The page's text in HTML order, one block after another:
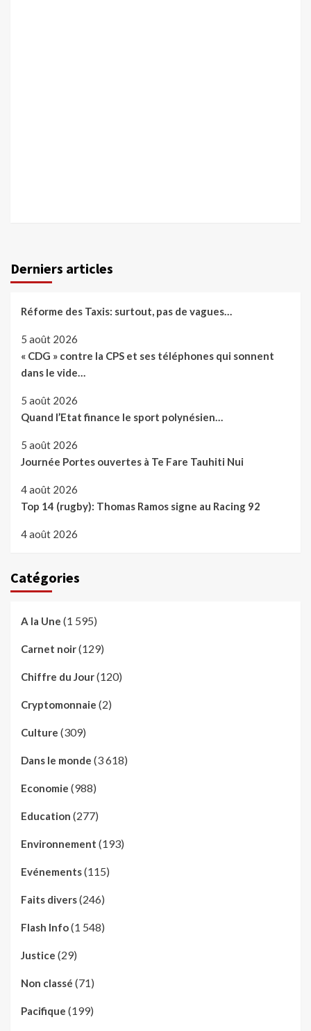
Derniers articles
Réforme des Taxis: surtout, pas de vagues…
5 août 2026
« CDG » contre la CPS et ses téléphones qui sonnent
dans le vide…
5 août 2026
Quand l’Etat finance le sport polynésien…
5 août 2026
Journée Portes ouvertes à Te Fare Tauhiti Nui
4 août 2026
Top 14 (rugby): Thomas Ramos signe au Racing 92
4 août 2026
Catégories
A la Une (1 595)
Carnet noir(129)
Chiffre du Jour(120)
Cryptomonnaie (2)
Culture (309)
Dans le monde (3 618)
Economie (988)
Education (277)
Environnement (193)
Evénements(115)
Faits divers(246)
Flash Info(1 548)
Justice (29)
Non classé (71)
Pacifique (199)